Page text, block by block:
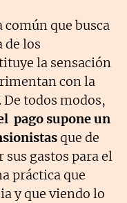
común que busca
los
la sensación
con la
De todos modos,
pago supone un
que de
gastos para el
práctica que
y que viendo lo